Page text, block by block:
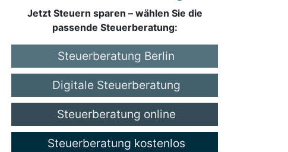
Jetzt Steuern sparen – wählen Sie die
passende Steuerberatung:
Steuerberatung Berlin
Digitale Steuerberatung
Steuerberatung online
Steuerberatung kostenlos